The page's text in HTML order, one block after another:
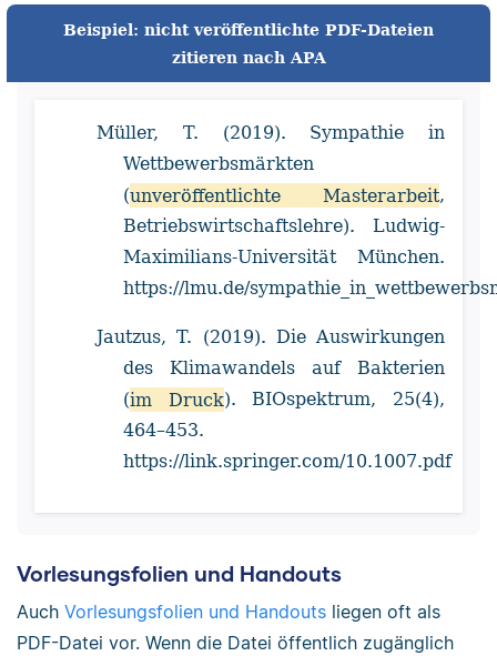
Beispiel: nicht veröffentlichte PDF-Dateien
zitieren nach APA
Müller, T. (2019). Sympathie in
Wettbewerbsmärkten
(unveröffentlichte Masterarbeit,
Betriebswirtschaftslehre). Ludwig-
Maximilians-Universität München.
https://lmu.de/
Jautzus, T. (2019). Die Auswirkungen
des Klimawandels auf Bakterien
(im Druck). BIOspektrum, 25(4),
464–453.
https://link.springer.com/10.1007.pdf
Vorlesungsfolien und Handouts
Auch Vorlesungsfolien und Handouts liegen oft als
PDF-Datei vor. Wenn die Datei öffentlich zugänglich